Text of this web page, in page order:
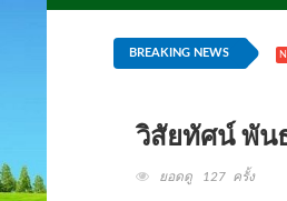
BREAKING NEWS
วิสัยทัศน์ พัน
ยอดดู 127 ครั้ง